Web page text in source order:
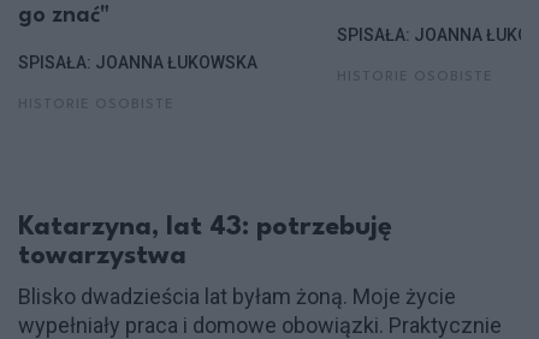
go znać"
SPISAŁA: JOANNA ŁUKOWSKA
SPISAŁA: JOANNA
Katarzyna, lat 43: potrzebuję
towarzystwa
Blisko dwadzieścia lat byłam żoną. Moje życie
wypełniały praca i domowe obowiązki. Praktycznie